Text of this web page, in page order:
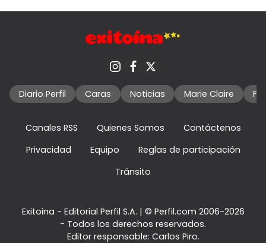
Diario Perfil Caras Noticias Marie Claire
Canales RSS Quienes Somos
Contáctenos
Privacidad
Equipo
Reglas de participación
Tránsito
Exitoina - Editorial Perfil S.A. | © Perfil.com 2006-2026
- Todos los derechos reservados.
Editor responsable: Carlos Piro.